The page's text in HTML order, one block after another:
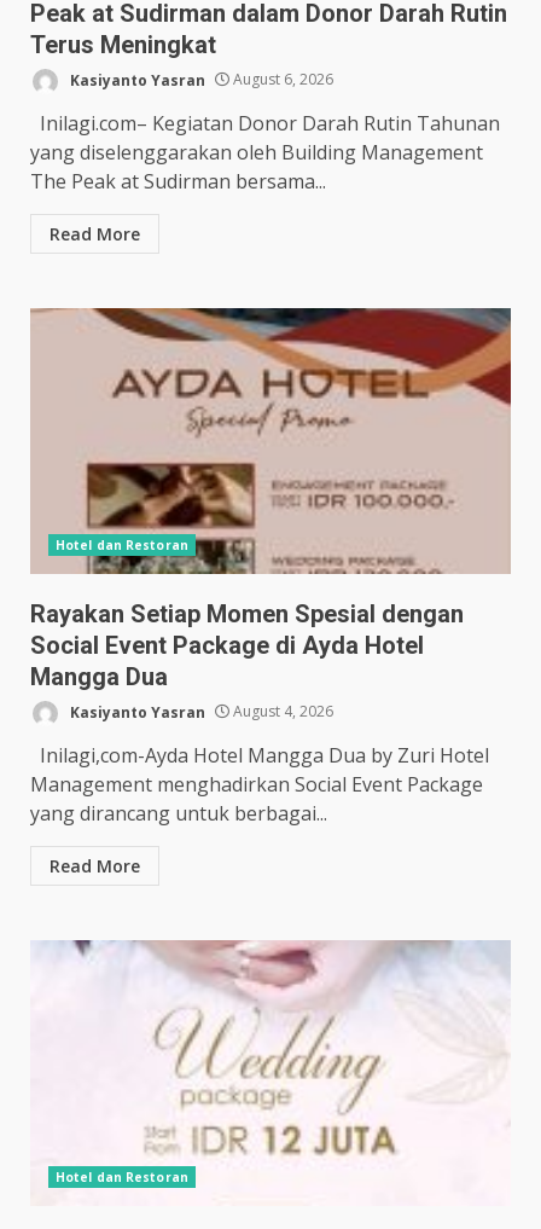
Peak at Sudirman dalam Donor Darah Rutin
Terus Meningkat
Kasiyanto Yasran August 6, 2026
Inilagi.com– Kegiatan Donor Darah Rutin Tahunan
yang diselenggarakan oleh Building Management
The Peak at Sudirman bersama...
Read More
Hotel dan Restoran
Rayakan Setiap Momen Spesial dengan
Social Event Package di Ayda Hotel
Mangga Dua
Kasiyanto Yasran August 4, 2026
Inilagi,com-Ayda Hotel Mangga Dua by Zuri Hotel
Management menghadirkan Social Event Package
yang dirancang untuk berbagai...
Read More
Hotel dan Restoran